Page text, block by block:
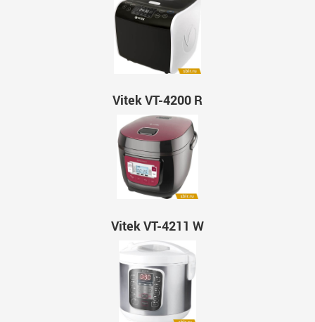
Vitek VT-4200 R
Vitek VT-4211 W